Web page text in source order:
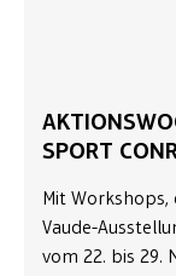
SPORT
Mit
Vaude-
vom 22. bis 29.